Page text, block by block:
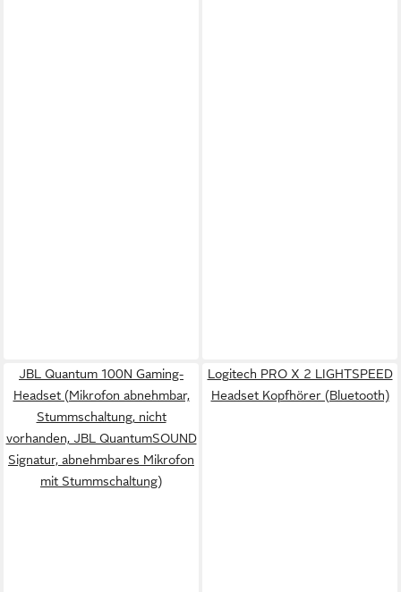
JBL Quantum 100N Gaming-
Headset (Mikrofon abnehmbar,
Stummschaltung, nicht
vorhanden, JBL QuantumSOUND
Signatur, abnehmbares Mikrofon
mit Stummschaltung)
Logitech PRO X 2 LIGHTSPEED
Headset Kopfhörer (Bluetooth)